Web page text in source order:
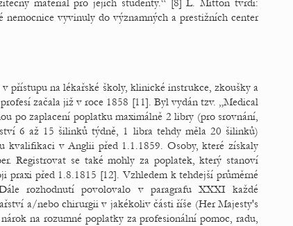
materiál pro jejich studenty.“ [8] L. Mitton tvrdí:
vyvinuly do významných a prestižních center
přístupu na lékařské školy, klinické instrukce, zkoušky a
začala již v roce 1858 [11]. Byl vydán tzv. „Medical
po zaplacení poplatku maximálně 2 libry (pro srovnání,
6 až 15 šilinků týdně, 1 libra tehdy měla 20 šilinků)
kvalifikaci v Anglii před 1.1.1859. Osoby, které získaly
Registrovat se také mohly za poplatek, který stanoví
praxi před 1.8.1815 [12]. Vzhledem k tehdejší průměrné
rozhodnutí povolovalo v paragrafu XXXI každé
a/nebo chirurgii v jakékoliv části říše (Her Majesty's
na rozumné poplatky za profesionální pomoc, radu,